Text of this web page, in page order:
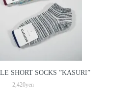
SHORT SOCKS ”KASURI”
2,420yen